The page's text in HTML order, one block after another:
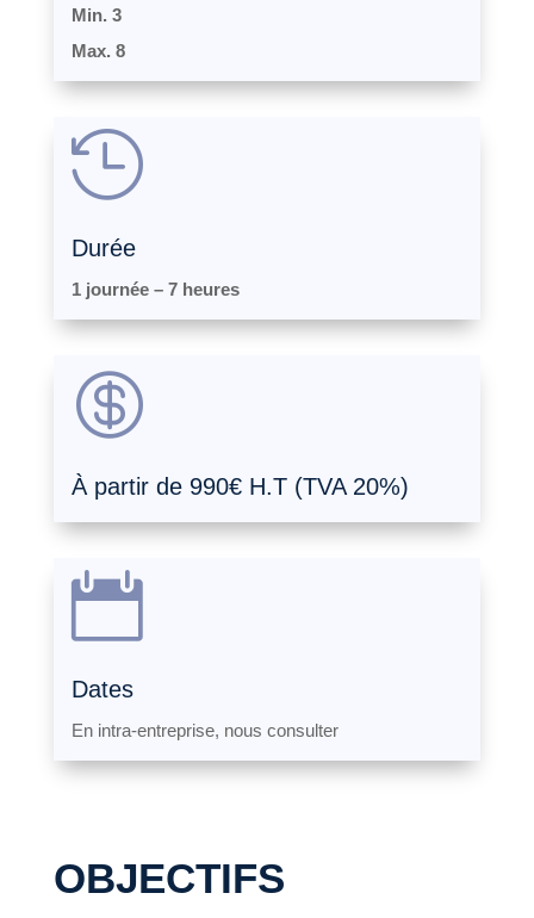
Min. 3
Max. 8

Durée
1 journée – 7 heures

À partir de 990€ H.T (TVA 20%)

Dates
En intra-entreprise, nous consulter
OBJECTIFS